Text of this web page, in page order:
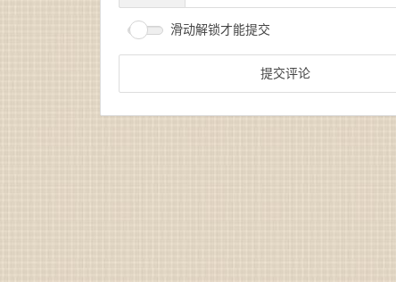
滑动解锁才能提交